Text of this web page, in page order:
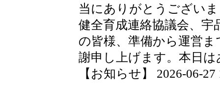
当にありがとうござい
健全育成連絡協議会、宇
の皆様、準備から運営
謝申し上げます。本日
【お知らせ】 2026-06-27